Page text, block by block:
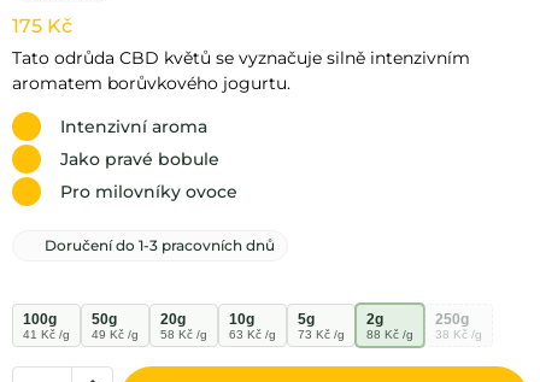
175 Kč
Tato odrůda CBD květů se vyznačuje silně intenzivním
aromatem borůvkového jogurtu.
Intenzivní aroma
Jako pravé bobule
Pro milovníky ovoce
Doručení do 1-3 pracovních dnů
100g
41 Kč /g
50g
49 Kč /g
20g
58 Kč /g
10g
63 Kč /g
5g
73 Kč /g
2g
88 Kč /g
250g
38 Kč /g